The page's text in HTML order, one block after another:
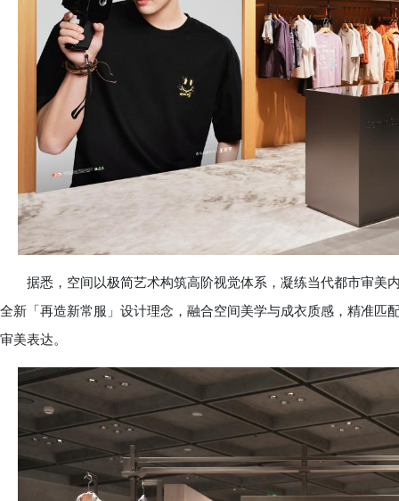
据悉，空间以极简艺术构筑高阶视觉体系，凝练当代都市审美
全新「再造新常服」设计理念，融合空间美学与成衣质感，精准匹
审美表达。